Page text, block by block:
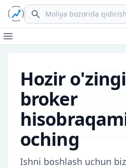
Search
Open main menu
Hozir
broker
oching
Ishni boshlash uchun